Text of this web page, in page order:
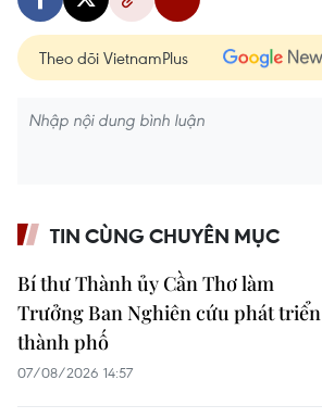
Theo dõi VietnamPlus
TIN CÙNG CHUYÊN MỤC
Bí thư Thành ủy Cần Thơ làm
Trưởng Ban Nghiên cứu phát triển
thành phố
07/08/2026 14:57